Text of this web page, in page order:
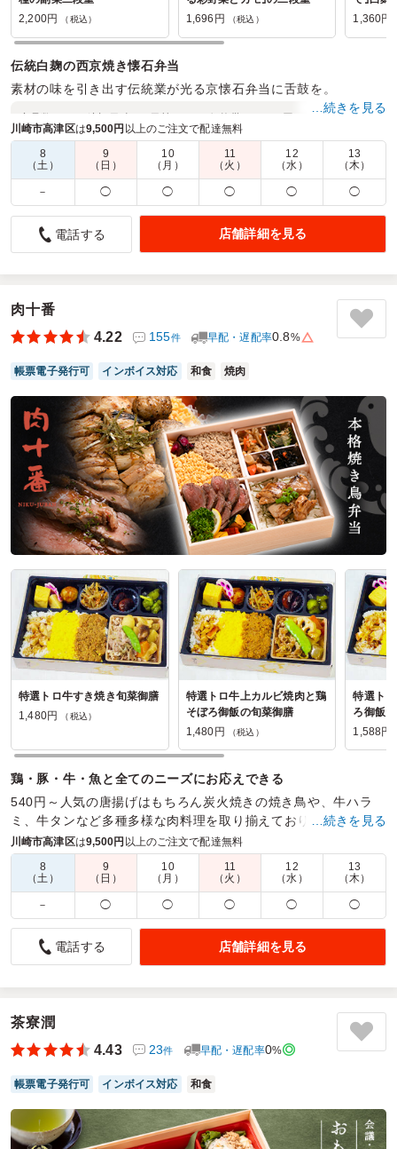
2,200円
（税込）
1,696円
（税込）
当
1,360円
伝統白麹の西京焼き懐石弁当
素材の味を引き出す伝統業が光る京懐石弁当に舌鼓を。
1,360円～2,360円
配達時間： 6:00～17:00
お客様用のお弁当
4.0 株式会社アルビオン千葉支店
セミナー用お弁当でお願いしました。
彩りがとてもよく、見た目から楽しめるお弁当でした。主
セミナーの合間にちょうどよいボリュームで、最後まで集中
とてもおいしかったのでお客様に好評でした。
ご利用シーン：会議・セミナー ›セミナー
参加者の年齢：－男女比：女性のみ
千葉県千葉市美浜区中瀬2026/06/18
京懐石村瀬の口コミをもっと見る
…続きを見る
川崎市高津区は9,500円 以上のご注文で配達無料
8
（土）
9
（日）
10
（月）
11
（火）
12
（水）
13
（木）
－ ◯ ◯ ◯ ◯ ◯
電話する 店舗詳細を見る
肉十番
4.22
155件 早配・遅配率0.8%
帳票電子発行可 インボイス対応 和食 焼肉
特選トロ牛すき焼き旬菜御膳
1,480円
（税込）
特選トロ牛上カルビ焼肉と鶏
そぼろ御飯の旬菜御膳
1,480円
（税込）
特選ト
ろ御飯
膳
1,588円
鶏・豚・牛・魚と全てのニーズにお応えできる
540円～人気の唐揚げはもちろん炭火焼きの焼き鳥や、牛ハラ
ミ、牛タンなど多種多様な肉料理を取り揃えております。ロケ
や会議など様々シーンでご利用ください
商品数： 締切日時： 1日前10:00 価格帯：
1,080円～1,588円
配達時間：
6:00～17:00
焼き鮭＆唐揚げでバランス良く満足！味・対応ともに好印
で、バランスの良いお弁当でした。量もちょうどよく、最後
まで美味しくいただけました。味付けも良く満足度が高かっ
たです。また、配達員の方の対応も丁寧で安心して受け取る
ことができました。全体的に気持ちよく利用でき、次回もお
ご利用シーン： イベント運営›イベントスタッフ
参加者の年齢：30代～40代男女比：男性多め
…続きを見る
川崎市高津区は9,500円 以上のご注文で配達無料
8
（土）
9
（日）
10
（月）
11
（火）
12
（水）
13
（木）
－ ◯ ◯ ◯ ◯ ◯
電話する 店舗詳細を見る
茶寮潤
4.43
23件 早配・遅配率0%
帳票電子発行可 インボイス対応 和食